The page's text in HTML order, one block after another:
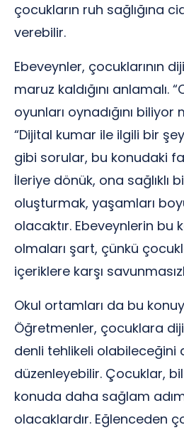
çocukların ruh sağlığına
verebilir.
Ebeveynler, çocuklarının
maruz kaldığını anlamalı.
oyunları oynadığını
“Dijital kumar ile ilgili bir
gibi sorular, bu konudaki
İleriye dönük, ona sağlıklı
oluşturmak, yaşamları
olacaktır. Ebeveynlerin bu
olmaları şart, çünkü
içeriklere karşı
Okul ortamları da bu
Öğretmenler, çocuklara
denli tehlikeli olabileceğini
düzenleyebilir. Çocuklar,
konuda daha sağlam
olacaklardır. Eğlenceden